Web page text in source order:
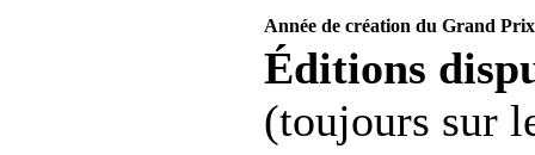
Année de création du Grand
Éditions
(toujours sur